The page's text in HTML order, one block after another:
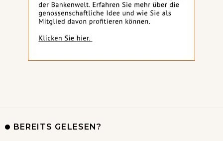
BEREITS GELESEN?